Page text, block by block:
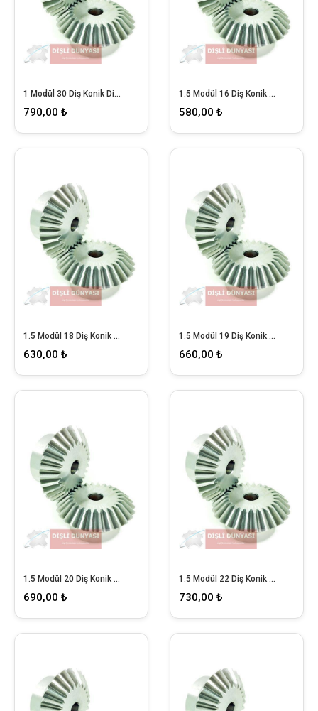
1 Modül 30 Diş Konik Dişli
790,00 ₺
1.5 Modül 16 Diş Konik Dişli
580,00 ₺
1.5 Modül 18 Diş Konik Dişli
630,00 ₺
1.5 Modül 19 Diş Konik Dişli
660,00 ₺
1.5 Modül 20 Diş Konik Dişli
690,00 ₺
1.5 Modül 22 Diş Konik Dişli
730,00 ₺